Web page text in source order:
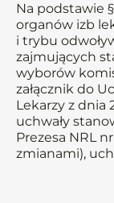
Na podstawie
organów izb
i trybu
zajmujących
wyborów
załącznik do
Lekarzy z dnia
uchwały
Prezesa NRL
zmianami),